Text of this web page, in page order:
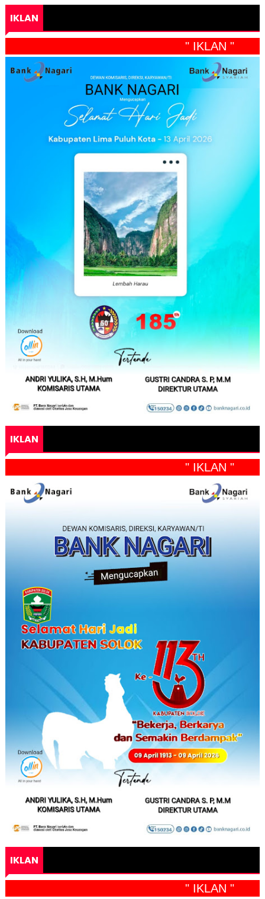
IKLAN
" IKLAN "
IKLAN
" IKLAN "
IKLAN
" IKLAN "